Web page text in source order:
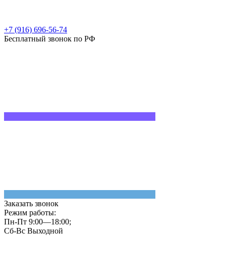
+7 (916) 696-56-74
Бесплатный звонок по РФ
Заказать звонок
Режим работы:
Пн-Пт 9:00—18:00;
Сб-Вс Выходной